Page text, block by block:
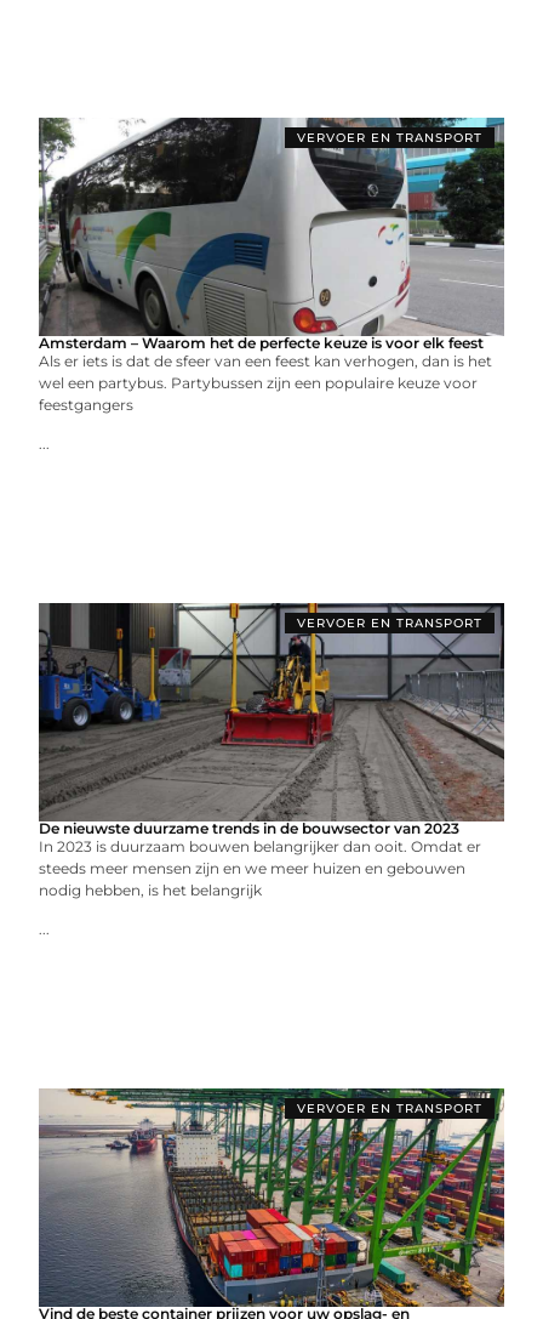
VERVOER EN TRANSPORT
Amsterdam – Waarom het de perfecte keuze is voor elk feest
Als er iets is dat de sfeer van een feest kan verhogen, dan is het
wel een partybus. Partybussen zijn een populaire keuze voor
feestgangers
...
VERVOER EN TRANSPORT
De nieuwste duurzame trends in de bouwsector van 2023
In 2023 is duurzaam bouwen belangrijker dan ooit. Omdat er
steeds meer mensen zijn en we meer huizen en gebouwen
nodig hebben, is het belangrijk
...
VERVOER EN TRANSPORT
Vind de beste container prijzen voor uw opslag- en